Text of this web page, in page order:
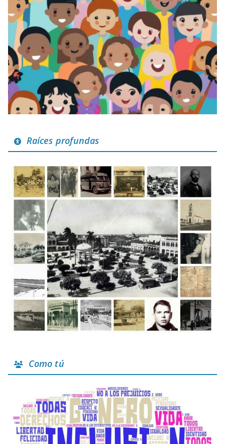
Raíces profundas
Como tú